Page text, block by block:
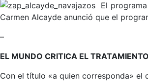
El
Carmen Alcayde anunció que el
–
EL MUNDO CRITICA EL
Con el título «a quien corresponda» el